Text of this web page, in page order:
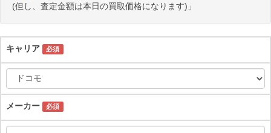
(但し、査定金額は本日の買取価格になります)」
キャリア 必須
メーカー 必須